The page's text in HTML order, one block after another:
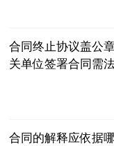
合同终止协议盖公
关单位签署合同需
合同的解释应依据